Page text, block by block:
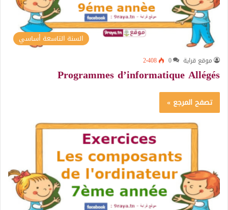
السنة التاسعة أساسي
موقع قراية 0 2٬408
Programmes d’informatique Allégés
تصفح المرجع »